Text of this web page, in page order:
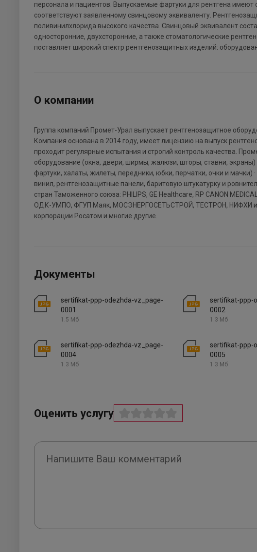
персонала и пациентов. Выпускаемые фартуки для рентгена имеют
соответствуют заявленному свинцовому эквиваленту.
поливинилхлорида высокого качества. Свинцовый эквивалент
односторонние, двухсторонние, а также стоматологические
поставляет широкий спектр рентгенозащитных изделий:
О компании
Группа компаний Промет-Урал выпускает рентгенозащитное
Компания основана в 2014 году, имеет лицензию на выпуск
проходит регулярные испытания и строгий контроль качества.
оборудование (окна, двери, ширмы, жалюзи, шторы, ставни,
фартуки, халаты, жилеты, передники, юбки, перчатки, очки и
винил, рентгенозащитные панели, баритовую штукатурку и
стран Таможенного союза: PHILIPS, GE Healthcare, RP CANON
ОДК-УМПО, ФГУП Маяк, МОСЭНЕРГОСЕТЬСТРОЙ, ТЕСТРОН, НИФХИ им
корпорации Росатом и многие другие.
Документы
sertifikat-ppp-odezhda-vz_page-
0001
1.5 Мб
sertifikat-ppp-
0002
1.3 Мб
sertifikat-ppp-odezhda-vz_page-
0004
1.3 Мб
sertifikat-ppp-
0005
1.3 Мб
Оценить услугу